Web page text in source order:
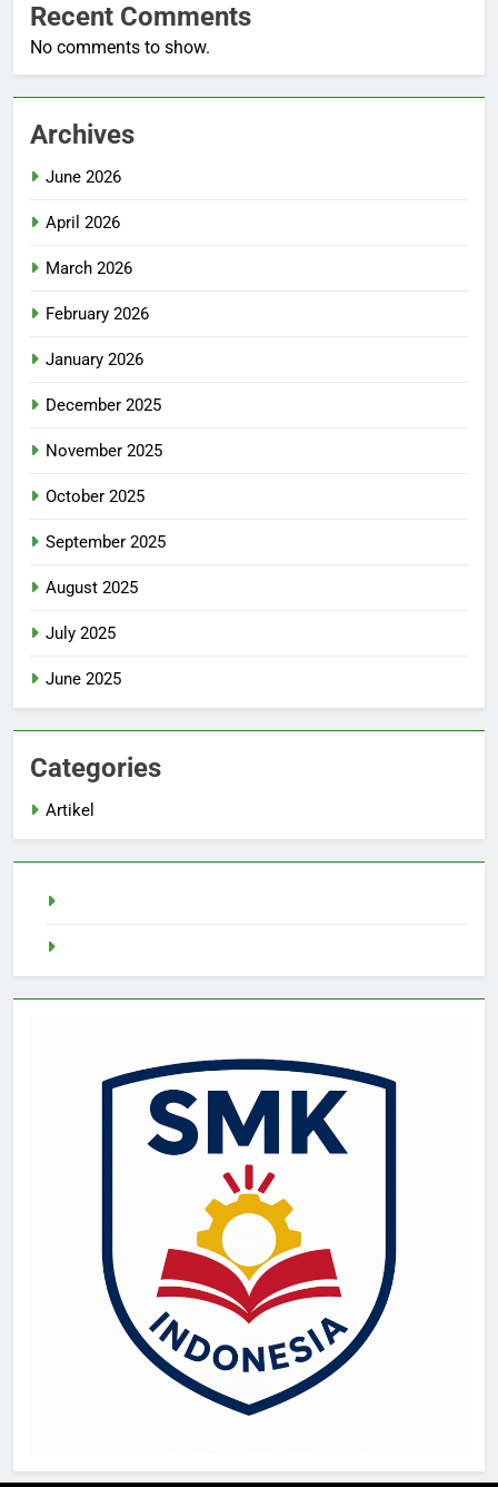
Recent Comments
No comments to show.
Archives
June 2026
April 2026
March 2026
February 2026
January 2026
December 2025
November 2025
October 2025
September 2025
August 2025
July 2025
June 2025
Categories
Artikel